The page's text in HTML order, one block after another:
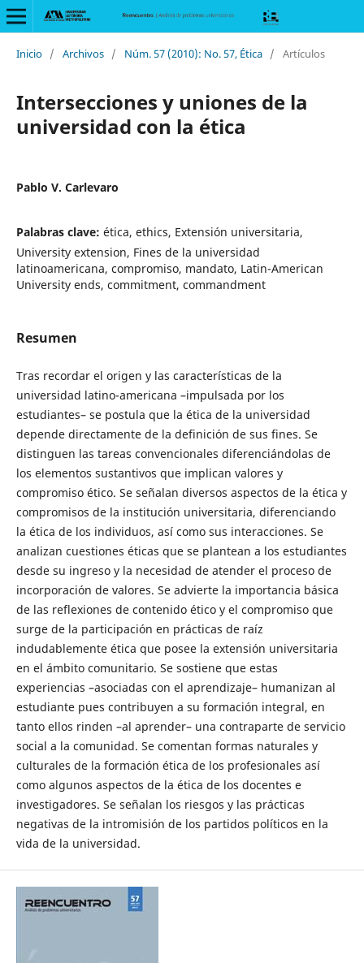
Inicio / Archivos / Núm. 57 (2010): No. 57, Ética / Artículos
Intersecciones y uniones de la
universidad con la ética
Pablo V. Carlevaro
Palabras clave: ética, ethics, Extensión universitaria,
University extension, Fines de la universidad
latinoamericana, compromiso, mandato, Latin-American
University ends, commitment, commandment
Resumen
Tras recordar el origen y las características de la
universidad latino-americana –impulsada por los
estudiantes– se postula que la ética de la universidad
depende directamente de la definición de sus fines. Se
distinguen las tareas convencionales diferenciándolas de
los elementos sustantivos que implican valores y
compromiso ético. Se señalan diversos aspectos de la ética y
compromisos de la institución universitaria, diferenciando
la ética de los individuos, así como sus interacciones. Se
analizan cuestiones éticas que se plantean a los estudiantes
desde su ingreso y la necesidad de atender el proceso de
incorporación de valores. Se advierte la importancia básica
de las reflexiones de contenido ético y el compromiso que
surge de la participación en prácticas de raíz
indudablemente ética que posee la extensión universitaria
en el ámbito comunitario. Se sostiene que estas
experiencias –asociadas con el aprendizaje– humanizan al
estudiante pues contribuyen a su formación integral, en
tanto ellos rinden –al aprender– una contraparte de servicio
social a la comunidad. Se comentan formas naturales y
culturales de la formación ética de los profesionales así
como algunos aspectos de la ética de los docentes e
investigadores. Se señalan los riesgos y las prácticas
negativas de la intromisión de los partidos políticos en la
vida de la universidad.